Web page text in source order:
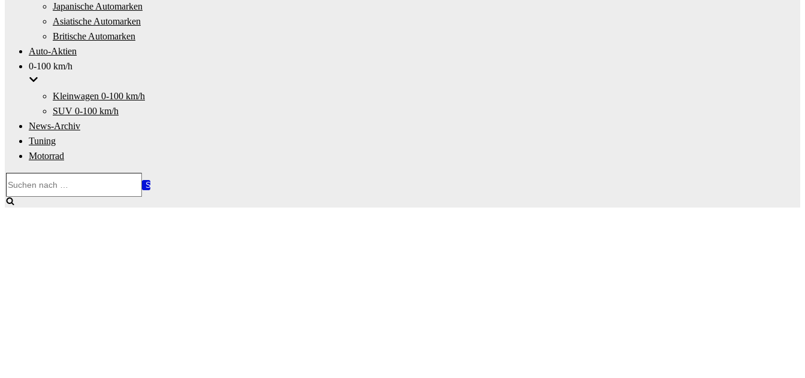
Japanische Automarken
Asiatische Automarken
Britische Automarken
Auto-Aktien
0-100 km/h
Kleinwagen 0-100 km/h
SUV 0-100 km/h
News-Archiv
Tuning
Motorrad
nach …